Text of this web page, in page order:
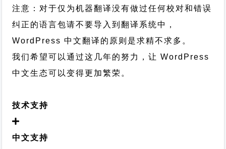
注意：对于仅为机器翻译没有做过任何校对和错误
纠正的语言包请不要导入到翻译系统中，
WordPress 中文翻译的原则 是求精不求多。
我们希望可以通过这几年的努力，让 WordPress
中文生态可以变得更加繁荣。
技术支持
中文支持